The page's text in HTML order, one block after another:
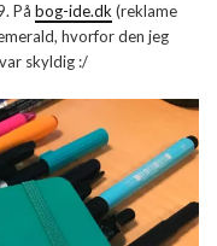
På bog-ide.dk(reklame
hvorfor den jeg
skyldig :/